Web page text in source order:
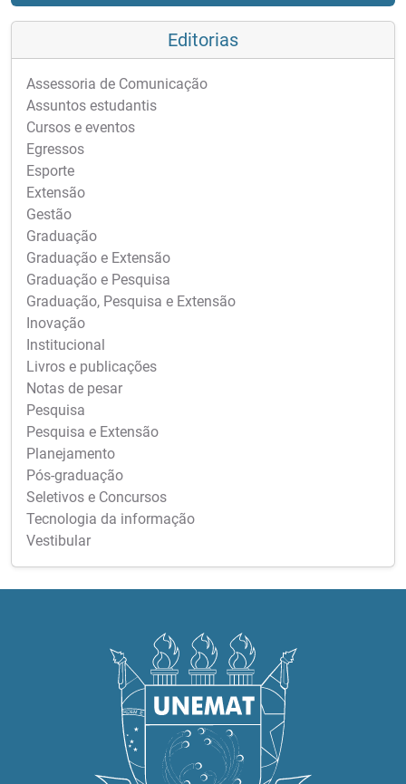
Editorias
Assessoria de Comunicação
Assuntos estudantis
Cursos e eventos
Egressos
Esporte
Extensão
Gestão
Graduação
Graduação e Extensão
Graduação e Pesquisa
Graduação, Pesquisa e Extensão
Inovação
Institucional
Livros e publicações
Notas de pesar
Pesquisa
Pesquisa e Extensão
Planejamento
Pós-graduação
Seletivos e Concursos
Tecnologia da informação
Vestibular